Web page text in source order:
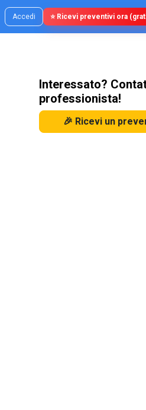
Accedi ⭐ Ricevi preventivi ora
Interessato?
professionista!
🎉 Ricevi un